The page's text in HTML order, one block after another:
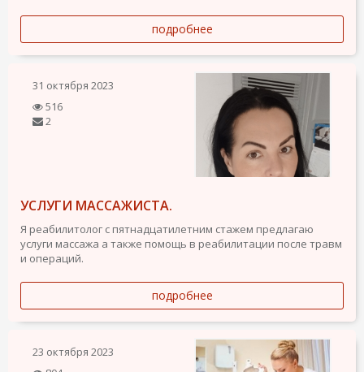
подробнее
31 октября 2023
516
2
УСЛУГИ МАССАЖИСТА.
Я реабилитолог с пятнадцатилетним стажем предлагаю
услуги массажа а также помощь в реабилитации после травм
и операций.
подробнее
23 октября 2023